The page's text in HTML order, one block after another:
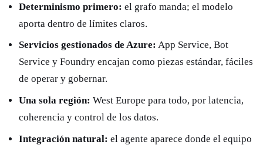
Determinismo primero: el grafo manda; el modelo
aporta dentro de límites claros.
Servicios gestionados de Azure: App Service, Bot
Service y Foundry encajan como piezas estándar, fáciles
de operar y gobernar.
Una sola región: West Europe para todo, por latencia,
coherencia y control de los datos.
Integración natural: el agente aparece donde el equipo